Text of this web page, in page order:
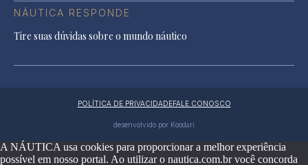
NÁUTICA RESPONDE
Tire suas dúvidas sobre o mundo náutico
POLÍTICA DE PRIVACIDADEFALE CONOSCO
desenvolvido por Koodari
A NÁUTICA usa cookies para proporcionar a melhor experiência
possível em nosso portal. Ao utilizar o nautica.com.br você concorda